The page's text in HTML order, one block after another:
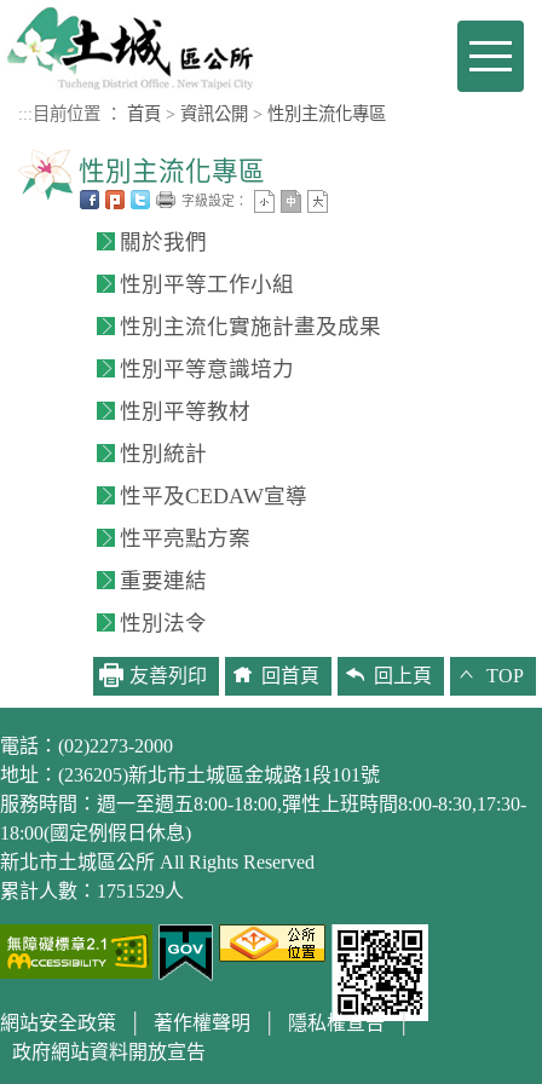
進入內容區塊
Toggle
::: 目前位置 ： 首頁 > 資訊公開 > 性別主流化專區
性別主流化專區
字級設定：
關於我們
性別平等工作小組
性別主流化實施計畫及成果
性別平等意識培力
性別平等教材
性別統計
性平及CEDAW宣導
性平亮點方案
重要連結
性別法令
友善列印 回首頁 回上頁 TOP
電話：(02)2273-2000
地址：(236205)新北市土城區金城路1段101號
服務時間：週一至週五8:00-18:00,彈性上班時間8:00-8:30,17:30-
18:00(國定例假日休息)
新北市土城區公所 All Rights Reserved
累計人數：1751529人
網站安全政策 著作權聲明 隱私權宣告 │
政府網站資料開放宣告